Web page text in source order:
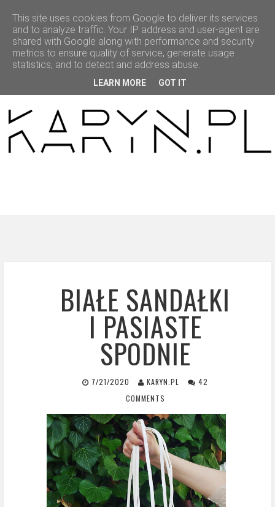
HOME
LOOKBOOK
BIAŁE SANDAŁKI
I PASIASTE
SPODNIE
7/21/2020 KARYN.PL
42
COMMENTS
This site uses cookies from Google to deliver its services
and to analyze traffic. Your IP address and user-agent are
shared with Google along with performance and security
metrics to ensure quality of service, generate usage
statistics, and to detect and address abuse.
LEARN MORE GOT IT